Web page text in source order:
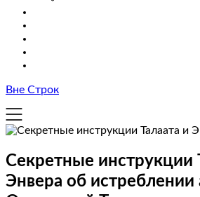
Вне Строк
Секретные инструкции
Энвера об истреблении